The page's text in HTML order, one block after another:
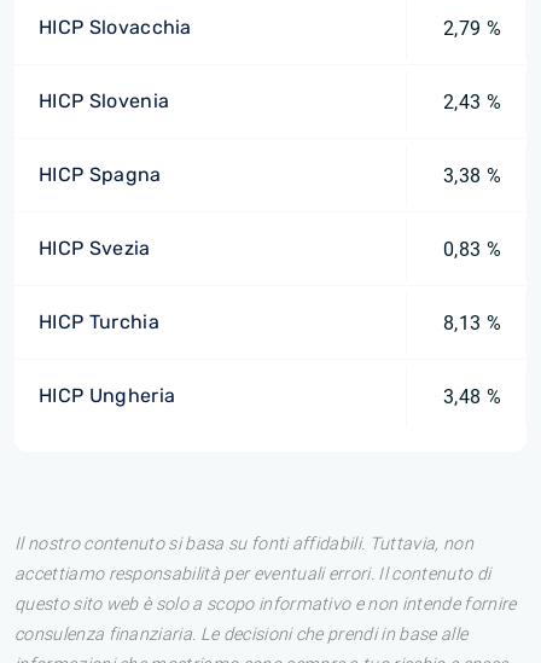
HICP Slovacchia 2,79 %
HICP Slovenia 2,43 %
HICP Spagna 3,38 %
HICP Svezia 0,83 %
HICP Turchia 8,13 %
HICP Ungheria 3,48 %
Il nostro contenuto si basa su fonti affidabili. Tuttavia, non
accettiamo responsabilità per eventuali errori. Il contenuto di
questo sito web è solo a scopo informativo e non intende fornire
consulenza finanziaria. Le decisioni che prendi in base alle